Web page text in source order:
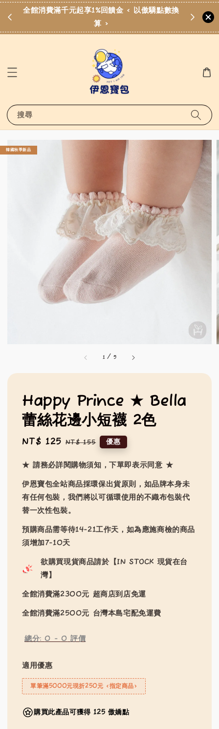
全館消費滿千元起享1%回饋金 < 以傲驕點數換
算 >
歡
搜尋
1 / 5
韓國秋季新品
Happy Prince ★ Bella
蕾絲花邊小短襪 2色
Sale
NT$ 125 Regular
NT$ 155 優惠
★ 請務必詳閱購物須知，下單即表示同意 ★
伊恩寶包全站商品採環保出貨原則，如品牌本身未
有任何包裝，我們將以可循環使用的不織布包裝代
替一次性包裝。
預購商品需等待14-21工作天，如為應施商檢的商品
須增加7-10天
欲購買現貨商品請於【IN STOCK 現貨在台
灣】
全館消費滿2300元 超商店到店免運
全館消費滿2500元 台灣本島宅配免運費
總分: 0 - 0 評價
適用優惠
單筆滿5000元現折250元 <指定商品>
購買此產品可獲得 125 傲嬌點